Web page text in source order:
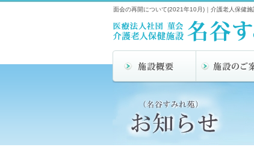
面会の再開について(2021年10月)｜介護老人保健